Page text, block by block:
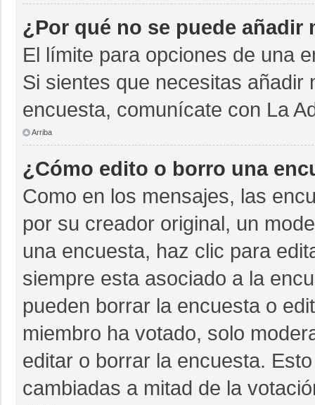
¿Por qué no se puede añadir
El límite para opciones de una
Si sientes que necesitas añadir
encuesta, comunícate con La
Arriba
¿Cómo edito o borro una
Como en los mensajes, las
por su creador original, un
una encuesta, haz clic para
siempre esta asociado a la
pueden borrar la encuesta o
miembro ha votado, solo
editar o borrar la encuesta.
cambiadas a mitad de la